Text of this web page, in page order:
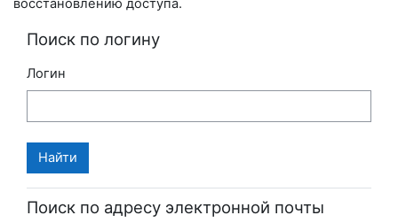
восстановлению доступа.
Поиск по логину
Логин
Поиск по адресу электронной почты